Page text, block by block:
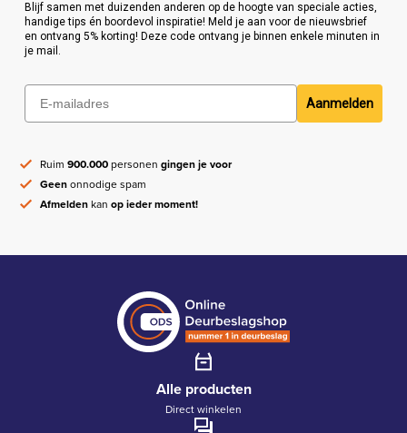
Blijf samen met duizenden anderen op de hoogte van speciale acties,
handige tips én boordevol inspiratie! Meld je aan voor de nieuwsbrief
en ontvang 5% korting! Deze code ontvang je binnen enkele minuten in
je mail.
Aanmelden
Ruim900.000personengingen je voor
Geenonnodige spam
Afmeldenkanop ieder moment!
Alle producten
Direct winkelen